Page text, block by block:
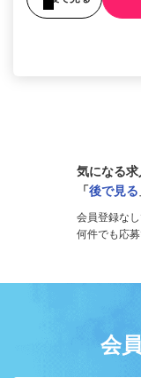
気になる求
「後で見る
会員登録なし
何件でも応募
会